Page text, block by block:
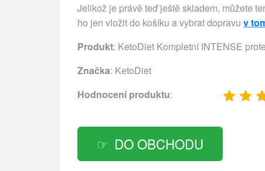
Jelikož je právě teď ještě skladem, můžete
ho jen vložit do košíku a vybrat dopravu v
Produkt: KetoDiet Kompletní INTENSE
Značka: KetoDiet
Hodnocení produktu:
DO OBCHODU